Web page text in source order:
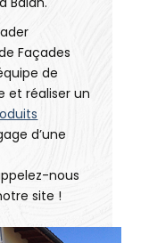
Façades
de
et réaliser un
d’une
nous
site !